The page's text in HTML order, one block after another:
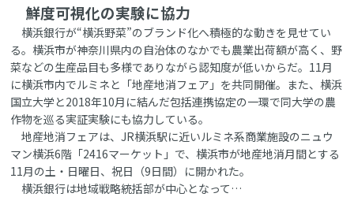
鮮度可視化の実験に協力
横浜銀行が“横浜野菜”のブランド化へ積極的な動きを見せてい
る。横浜市が神奈川県内の自治体のなかでも農業出荷額が高く、野
菜などの生産品目も多様でありながら認知度が低いからだ。11月
に横浜市内でルミネと「地産地消フェア」を共同開催。また、横浜
国立大学と2018年10月に結んだ包括連携協定の一環で同大学の農
作物を巡る実証実験にも協力している。
地産地消フェアは、JR横浜駅に近いルミネ系商業施設のニュウ
マン横浜6階「2416マーケット」で、横浜市が地産地消月間とする
11月の土・日曜日、祝日（9日間）に開かれた。
横浜銀行は地域戦略統括部が中心となって…